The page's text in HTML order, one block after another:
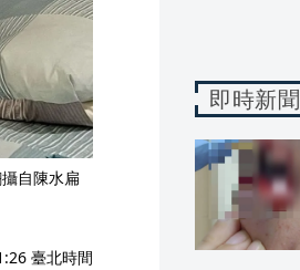
自陳水扁
臺北時間
即時新聞